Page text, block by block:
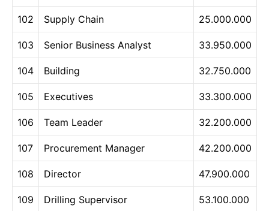
102 Supply Chain 25.000.000
103 Senior Business Analyst 33.950.000
104 Building 32.750.000
105 Executives 33.300.000
106 Team Leader 32.200.000
107 Procurement Manager 42.200.000
108 Director 47.900.000
109 Drilling Supervisor 53.100.000